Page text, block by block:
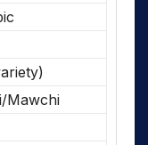
Mawchi